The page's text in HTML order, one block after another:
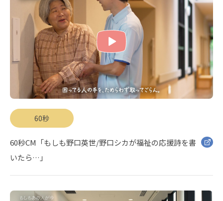
60秒
60秒CM「もしも野口英世/野口シカが福祉の応援詩を書
いたら…」